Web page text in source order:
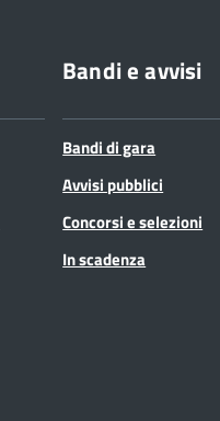
Bandi e avvisi
Bandi di gara
Avvisi pubblici
Concorsi e selezioni
In scadenza